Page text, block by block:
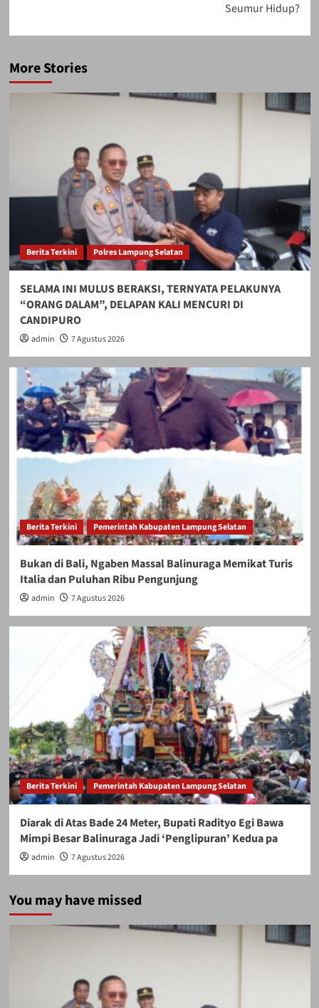
Seumur Hidup?
More Stories
Berita Terkini Polres Lampung Selatan
SELAMA INI MULUS BERAKSI, TERNYATA PELAKUNYA
“ORANG DALAM”, DELAPAN KALI MENCURI DI
CANDIPURO
admin 7 Agustus 2026
Berita Terkini Pemerintah Kabupaten Lampung Selatan
Bukan di Bali, Ngaben Massal Balinuraga Memikat Turis
Italia dan Puluhan Ribu Pengunjung
admin 7 Agustus 2026
Berita Terkini Pemerintah Kabupaten Lampung Selatan
Diarak di Atas Bade 24 Meter, Bupati Radityo Egi Bawa
Mimpi Besar Balinuraga Jadi ‘Penglipuran’ Kedua pa
admin 7 Agustus 2026
You may have missed